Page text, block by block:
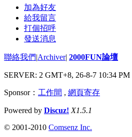
加為好友
給我留言
打個招呼
發送消息
聯絡我們|Archiver| 2000FUN論壇
SERVER: 2 GMT+8, 26-8-7 10:34 PM
Sponsor： 工作間 , 網頁寄存
Powered by Discuz! X1.5.1
© 2001-2010 Comsenz Inc.